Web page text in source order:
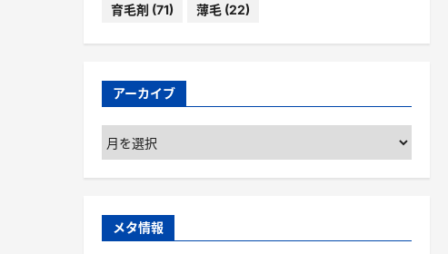
育毛剤 (71) 薄毛(22)
アーカイブ
ア
ー
カ
ブ
メタ情報